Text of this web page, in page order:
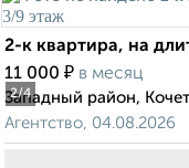
2/4
2-к квартира, на
11 000 ₽ в месяц
Западный район,
Агентство, 04.08.2026